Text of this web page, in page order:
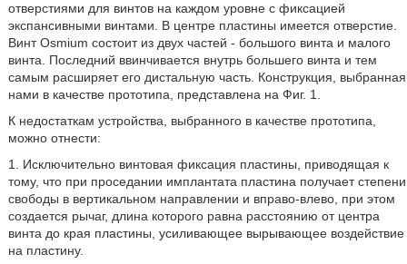
отверстиями для винтов на каждом уровне с фиксацией
экспансивными винтами. В центре пластины имеется отверстие.
Винт Osmium состоит из двух частей - большого винта и малого
винта. Последний ввинчивается внутрь большего винта и тем
самым расширяет его дистальную часть. Конструкция, выбранная
нами в качестве прототипа, представлена на Фиг. 1.
К недостаткам устройства, выбранного в качестве прототипа,
можно отнести:
1. Исключительно винтовая фиксация пластины, приводящая к
тому, что при проседании имплантата пластина получает степени
свободы в вертикальном направлении и вправо-влево, при этом
создается рычаг, длина которого равна расстоянию от центра
винта до края пластины, усиливающее вырывающее воздействие
на пластину.